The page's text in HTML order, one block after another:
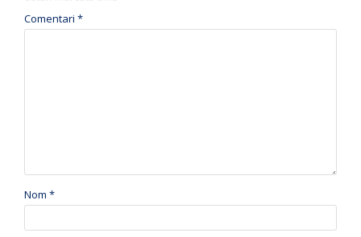
Comentari *
Nom *